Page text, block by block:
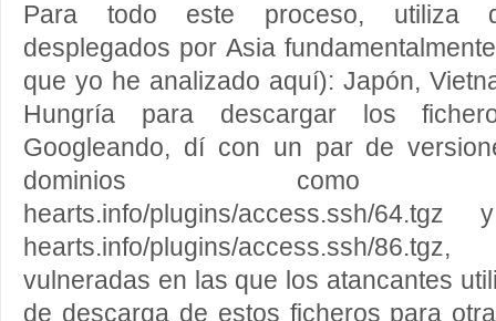
Para todo este proceso, utiliza
desplegados por Asia
que yo he analizado aquí): Japón,
Hungría para descargar los
Googleando, dí con un par de
dominios como http://
hearts.info/plugins/access.ssh/64.tgz
hearts.info/plugins/access.ssh/
vulneradas en las que los atancantes
de descarga de estos ficheros para